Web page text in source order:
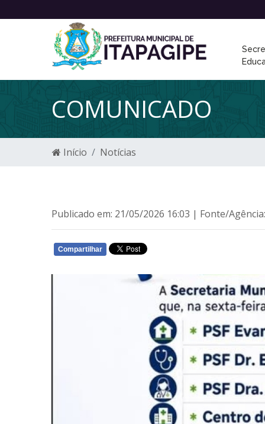
COMUNICADO
Início Notícias
Publicado em: 21/05/2026 16:03 | Fonte/
Compartilhar